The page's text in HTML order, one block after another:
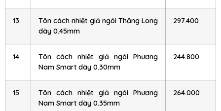
13
Tôn cách nhiệt giả ngói Thăng Long
dày 0.45mm
297.400
14
Tôn cách nhiệt giả ngói Phương
Nam Smart dày 0.30mm
244.800
15
Tôn cách nhiệt giả ngói Phương
Nam Smart dày 0.35mm
264.000